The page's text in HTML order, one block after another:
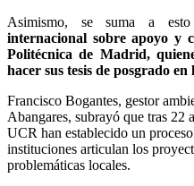
Asimismo, se suma a
internacional sobre apoyo y
Politécnica de Madrid,
hacer sus tesis de posgrado
Francisco Bogantes, gestor
Abangares, subrayó que tras 22
UCR han establecido un
instituciones articulan los
problemáticas locales.